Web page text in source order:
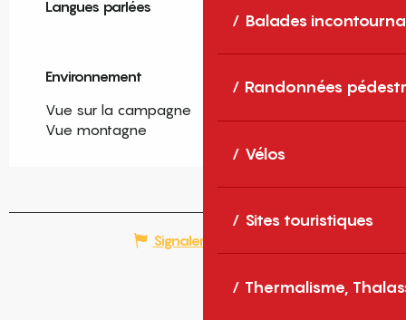
Balades
Randonnées
Vélos
Sites touristiques
Thermalisme,
Langues parlées
Langues parlées
Environnement
Environnement
Vue sur la campagne
Vue montagne
Signaler une erreur